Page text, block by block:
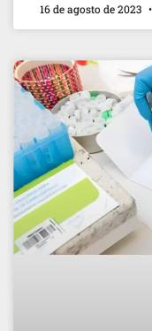
16 de agosto de 2023